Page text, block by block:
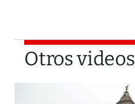
Otros videos